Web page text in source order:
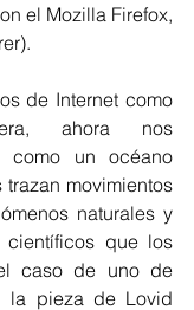
el Mozilla Firefox,
de Internet como
ahora nos
como un océano
movimientos
naturales y
que los
caso de uno de
la pieza de Lovid